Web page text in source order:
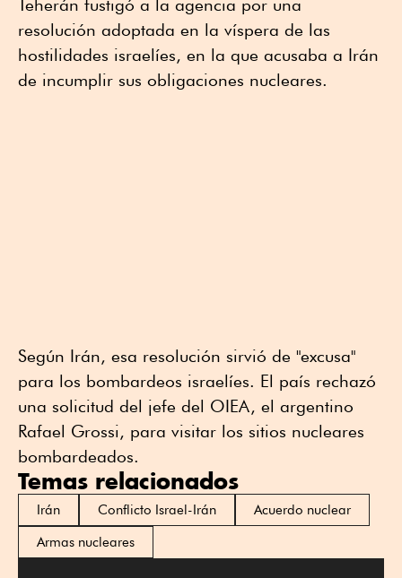
Teherán fustigó a la agencia por una
resolución adoptada en la víspera de las
hostilidades israelíes, en la que acusaba a Irán
de incumplir sus obligaciones nucleares.
Según Irán, esa resolución sirvió de "excusa"
para los bombardeos israelíes. El país rechazó
una solicitud del jefe del OIEA, el argentino
Rafael Grossi, para visitar los sitios nucleares
bombardeados.
Temas relacionados
Irán Conflicto Israel-Irán
Acuerdo nuclear
Armas nucleares